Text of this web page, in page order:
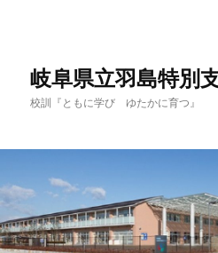
岐阜県立羽島特別
校訓『ともに学び ゆたかに育つ』